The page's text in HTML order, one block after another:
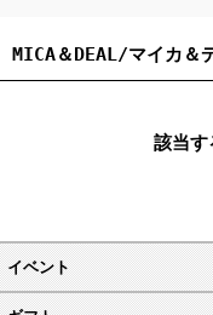
MICA＆DEAL/マイカ＆
該当す
イベント